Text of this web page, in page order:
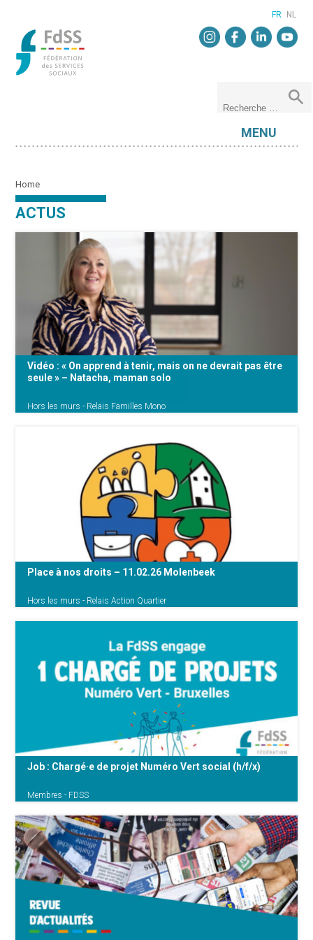
FR NL
MENU
Home
ACTUS
Vidéo : « On apprend à tenir, mais on ne devrait pas être
seule » – Natacha, maman solo
Hors les murs - Relais Familles Mono
Cette semaine, on rencontre Natacha,
maman solo de trois enfants. Elle partage son
quotidien, les défis d’une parentalité en solo et
l’importance de trouver du soutien quand la
charge devient trop lourde.... Le dispositif
Relais Familles Mono a fait {...}
Place à nos droits – 11.02.26 Molenbeek
Hors les murs - Relais Action Quartier
Les partenaires sociaux de votre quartier
sortent de leurs bureaux et offrent une oreille
attentive.
Job : Chargé·e de projet Numéro Vert social (h/f/x)
Membres - FDSS
La FdSS engage un·e Chargé·e de projet
Numéro Vert social (h/f/x) CDI - 80%
Bruxelles Candidatures jusqu'au 15 février
2026 Plus {...}